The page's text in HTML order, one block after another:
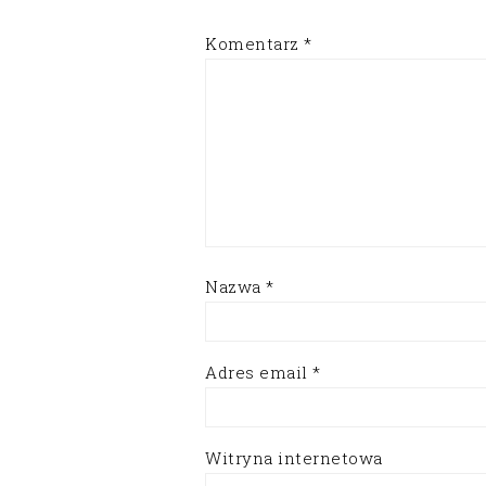
Komentarz *
Nazwa *
Adres email *
Witryna internetowa